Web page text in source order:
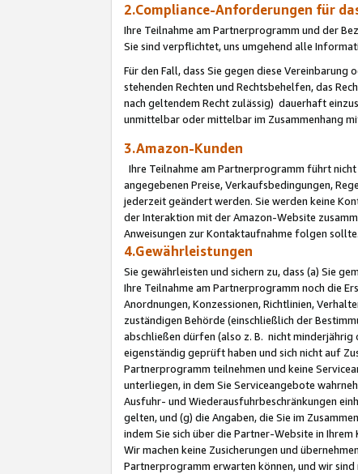
2.Compliance-Anforderungen für
Ihre Teilnahme am Partnerprogramm und der
Sie sind verpflichtet, uns umgehend alle
Für den Fall, dass Sie gegen diese
stehenden Rechten und Rechtsbehelfen, das
nach geltendem Recht zulässig) dauerhaft
unmittelbar oder mittelbar im Zusammenhang
3.Amazon-Kunden
Ihre Teilnahme am Partnerprogramm führt
angegebenen Preise, Verkaufsbedingungen,
jederzeit geändert werden. Sie werden keine
der Interaktion mit der Amazon-Website
Anweisungen zur Kontaktaufnahme folgen sollte.
4.Gewährleistungen
Sie gewährleisten und sichern zu, dass (a) Sie
Ihre Teilnahme am Partnerprogramm noch die
Anordnungen, Konzessionen, Richtlinien,
zuständigen Behörde (einschließlich der
abschließen dürfen (also z. B. nicht
eigenständig geprüft haben und sich nicht auf
Partnerprogramm teilnehmen und keine
unterliegen, in dem Sie Serviceangebote
Ausfuhr- und Wiederausfuhrbeschränkungen
gelten, und (g) die Angaben, die Sie im
indem Sie sich über die Partner-Website in
Wir machen keine Zusicherungen und
Partnerprogramm erwarten können, und wir